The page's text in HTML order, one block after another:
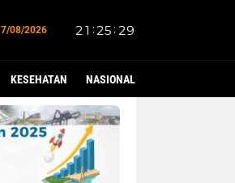
7/08/2026
KESEHATAN NASIONAL